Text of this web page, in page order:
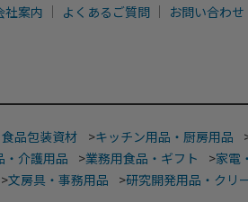
社案内 よくあるご質問 お問い合わせ
品包装資材 >キッチン用品・厨房用品
・介護用品 >業務用食品・ギフト >家電
>文房具・事務用品 >研究開発用品・クリ